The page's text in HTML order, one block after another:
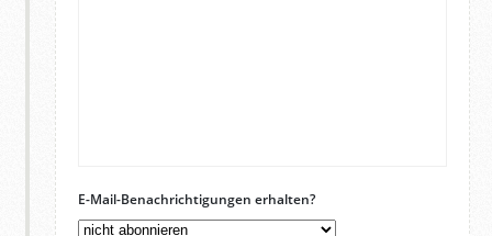
E-Mail-Benachrichtigungen erhalten?